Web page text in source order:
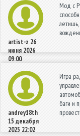
artist-z 26
июня 2026
09:00
Мод с
летишь,
andrey18th
15 декабря
2025 22:02
Игра
баги и